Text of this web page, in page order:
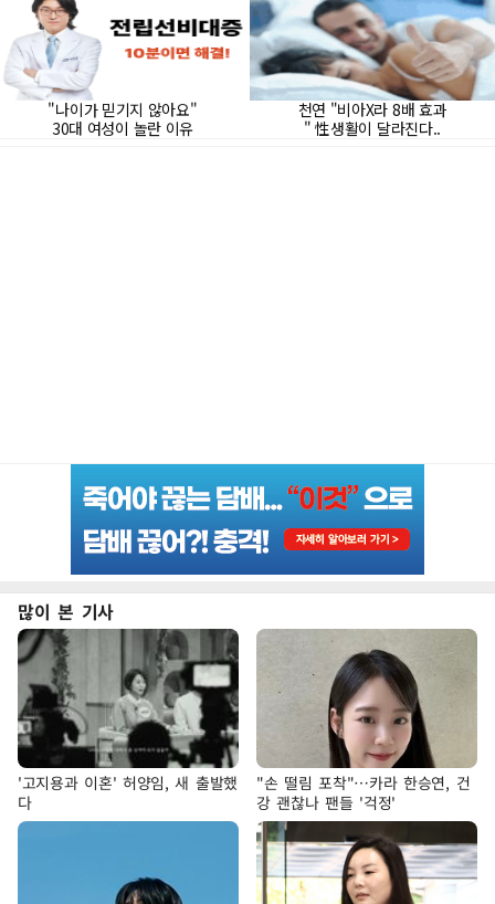
많이 본 기사
'고지용과 이혼' 허양임, 새 출발했
다
"손 떨림 포착"…카라 한승연, 건
강 괜찮나 팬들 '걱정'